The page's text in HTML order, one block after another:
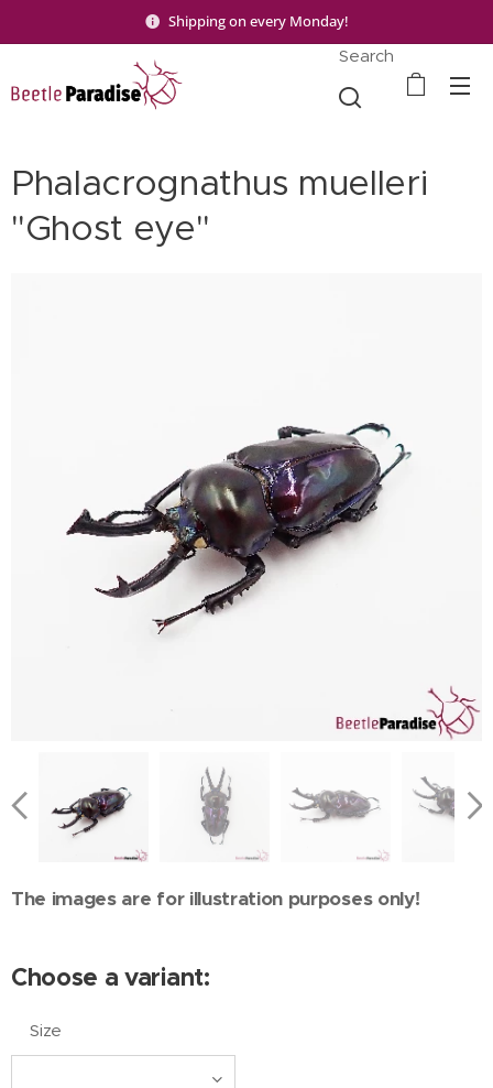
Shipping on every Monday!
Search
Phalacrognathus muelleri
"Ghost eye"
The images are for illustration purposes only!
Choose a variant:
Size